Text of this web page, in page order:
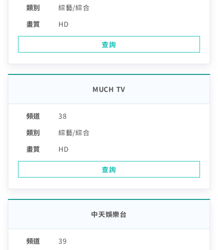
綜藝/綜合
HD
查詢
38
MUCH TV
綜藝/綜合
HD
查詢
39
中天娛樂台